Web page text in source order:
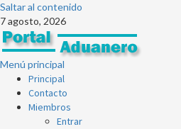
Saltar al contenido
7 agosto, 2026
Menú principal
Principal
Contacto
Miembros
Entrar